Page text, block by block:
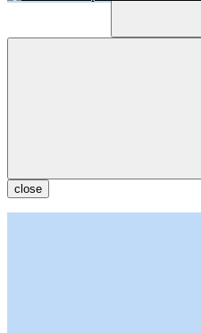
close